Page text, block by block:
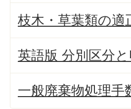
枝木・草葉類の
英語版 分別区分
一般廃棄物処理